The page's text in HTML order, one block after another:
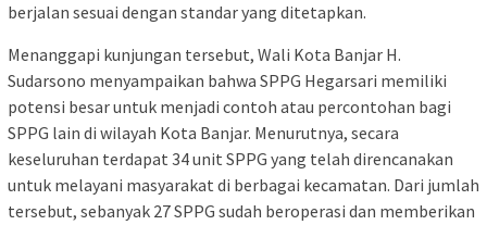
berjalan sesuai dengan standar yang ditetapkan.
Menanggapi kunjungan tersebut, Wali Kota Banjar H.
Sudarsono menyampaikan bahwa SPPG Hegarsari memiliki
potensi besar untuk menjadi contoh atau percontohan bagi
SPPG lain di wilayah Kota Banjar. Menurutnya, secara
keseluruhan terdapat 34 unit SPPG yang telah direncanakan
untuk melayani masyarakat di berbagai kecamatan. Dari jumlah
tersebut, sebanyak 27 SPPG sudah beroperasi dan memberikan